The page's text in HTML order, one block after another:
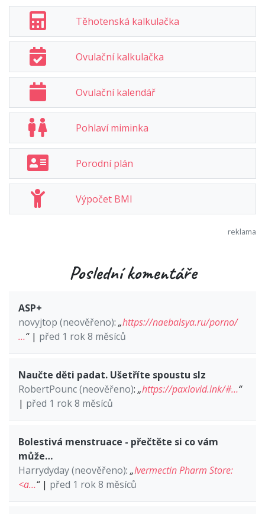
Těhotenská kalkulačka
Ovulační kalkulačka
Ovulační kalendář
Pohlaví miminka
Porodní plán
Výpočet BMI
Poslední komentáře
ASP+
novyjtop (neověřeno): „https://naebalsya.ru/porno/
…“| před 1 rok 8 měsíců
Naučte děti padat. Ušetříte spoustu slz
RobertPounc (neověřeno): „https://paxlovid.ink/#…“
| před 1 rok 8 měsíců
Bolestivá menstruace - přečtěte si co vám
může…
Harrydyday (neověřeno): „Ivermectin Pharm Store:
<a…“| před 1 rok 8 měsíců